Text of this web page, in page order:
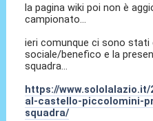
la pagina wiki poi non è
campionato...
ieri comunque ci sono stati
sociale/benefico e la
squadra...
https://
al-castello-piccolomini-
squadra/